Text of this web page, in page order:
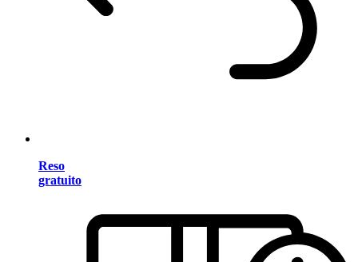
Reso
gratuito